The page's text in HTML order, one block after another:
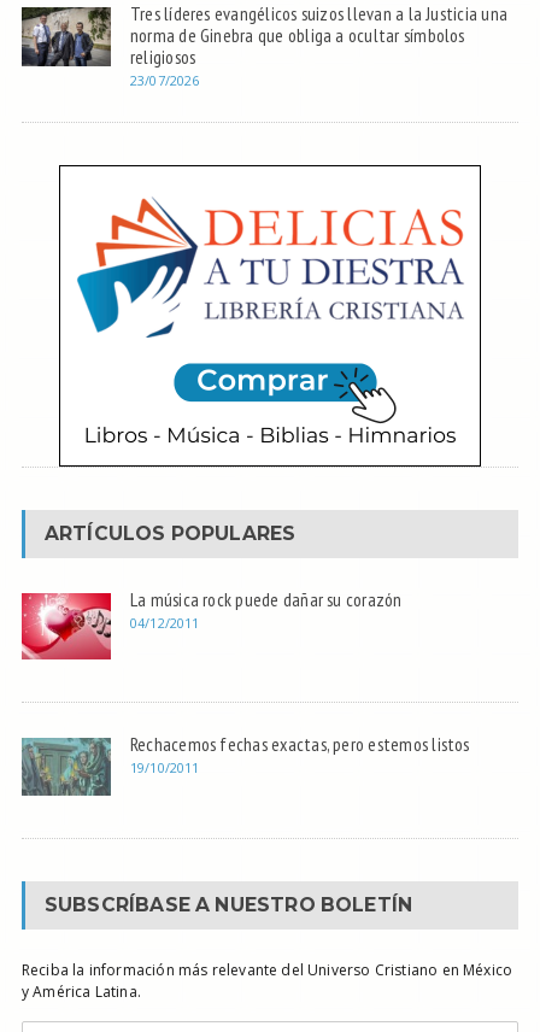
Tres líderes evangélicos suizos llevan a la Justicia una
norma de Ginebra que obliga a ocultar símbolos
religiosos
23/07/2026
ARTÍCULOS POPULARES
La música rock puede dañar su corazón
04/12/2011
Rechacemos fechas exactas, pero estemos listos
19/10/2011
SUBSCRÍBASE A NUESTRO BOLETÍN
Reciba la información más relevante del Universo Cristiano en México
y América Latina.